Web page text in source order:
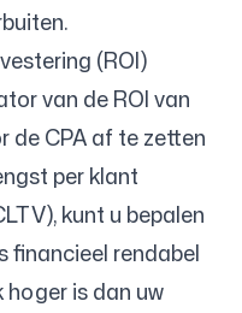
(ROI)
van de ROI van
de CPA af te zetten
per klant
kunt u bepalen
financieel rendabel
hoger is dan uw